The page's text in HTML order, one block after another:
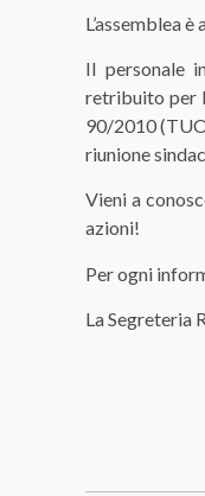
L’assemblea
Il personale
retribuito per
90/2010
riunione
Vieni a
azioni!
Per ogni
La Segreteria